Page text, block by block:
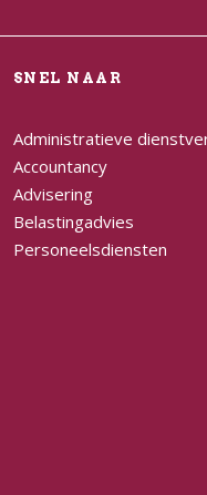
SNEL NAAR
Administratieve
Accountancy
Advisering
Belastingadvies
Personeelsdiensten